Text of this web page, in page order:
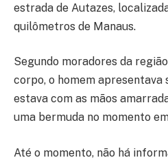
estrada de Autazes,
quilômetros de Manaus.
Segundo moradores da
corpo, o homem apresentava
estava com as mãos
uma bermuda no momento
Até o momento, não há